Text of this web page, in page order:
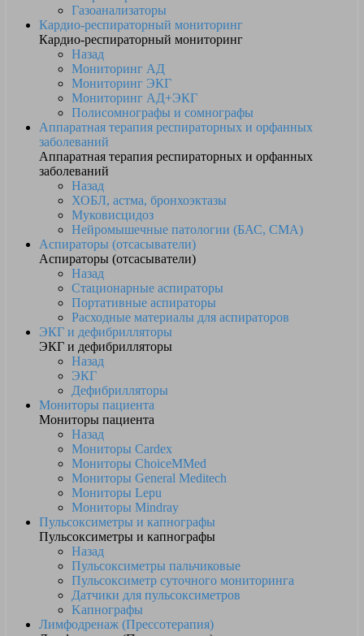
Газоанализаторы
Кардио-респираторный мониторинг
Кардио-респираторный мониторинг
Назад
Мониторинг АД
Мониторинг ЭКГ
Мониторинг АД+ЭКГ
Полисомнографы и сомнографы
Аппаратная терапия респираторных и орфанных
заболеваний
Аппаратная терапия респираторных и орфанных
заболеваний
Назад
ХОБЛ, астма, бронхоэктазы
Муковисцидоз
Нейромышечные патологии (БАС, СМА)
Аспираторы (отсасыватели)
Аспираторы (отсасыватели)
Назад
Стационарные аспираторы
Портативные аспираторы
Расходные материалы для аспираторов
ЭКГ и дефибрилляторы
ЭКГ и дефибрилляторы
Назад
ЭКГ
Дефибрилляторы
Мониторы пациента
Мониторы пациента
Назад
Мониторы Cardex
Мониторы ChoiceMMed
Мониторы General Meditech
Мониторы Lepu
Мониторы Mindray
Пульсоксиметры и капнографы
Пульсоксиметры и капнографы
Назад
Пульсоксиметры пальчиковые
Пульсоксиметр суточного мониторинга
Датчики для пульсоксиметров
Kапнографы
Лимфодренаж (Прессотерапия)